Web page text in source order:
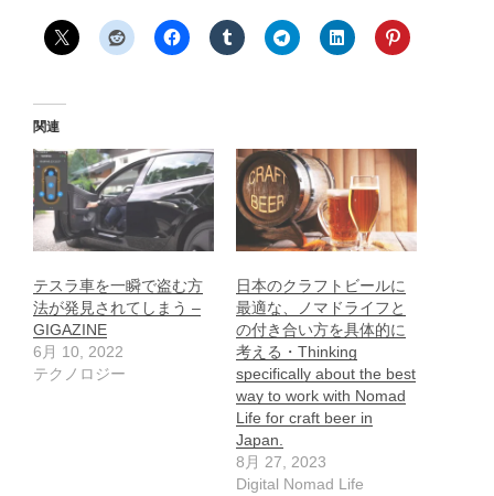
関連
テスラ車を一瞬で盗む方
法が発見されてしまう –
GIGAZINE
6月 10, 2022
テクノロジー
日本のクラフトビールに
最適な、ノマドライフと
の付き合い方を具体的に
考える・Thinking
specifically about the best
way to work with Nomad
Life for craft beer in
Japan.
8月 27, 2023
Digital Nomad Life